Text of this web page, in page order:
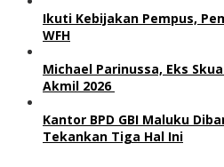
Ikuti Kebijakan Pempus,
WFH
Michael Parinussa, Eks
Akmil 2026
Kantor BPD GBI Maluku
Tekankan Tiga Hal Ini